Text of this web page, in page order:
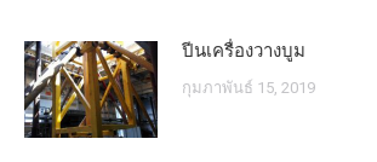
ปีนเครื่องวางบูม
กุมภาพันธ์ 15, 2019